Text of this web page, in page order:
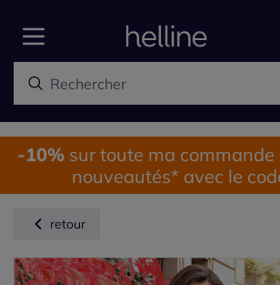
-10%sur toute ma commande
nouveautés* avec le
retour